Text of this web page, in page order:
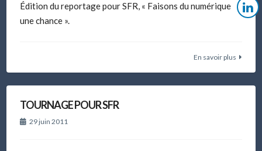
Édition du reportage pour SFR, « Faisons du numérique
une chance ».
En savoir plus
TOURNAGE POUR SFR
29 juin 2011